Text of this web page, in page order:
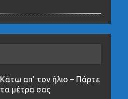
Κάτω απ’ τον ήλιο – Πάρτε
τα μέτρα σας